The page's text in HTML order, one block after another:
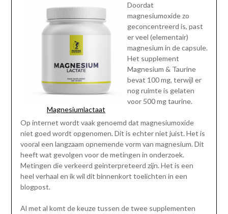
Magnesiumlactaat
Doordat
magnesiumoxide zo
geconcentreerd is, past
er veel (elementair)
magnesium in de capsule.
Het supplement
Magnesium & Taurine
bevat 100 mg, terwijl er
nog ruimte is gelaten
voor 500 mg taurine.
Op internet wordt vaak genoemd dat magnesiumoxide
niet goed wordt opgenomen. Dit is echter niet juist. Het is
vooral een langzaam opnemende vorm van magnesium. Dit
heeft wat gevolgen voor de metingen in onderzoek.
Metingen die verkeerd geinterpreteerd zijn. Het is een
heel verhaal en ik wil dit binnenkort toelichten in een
blogpost.
Al met al komt de keuze tussen de twee supplementen